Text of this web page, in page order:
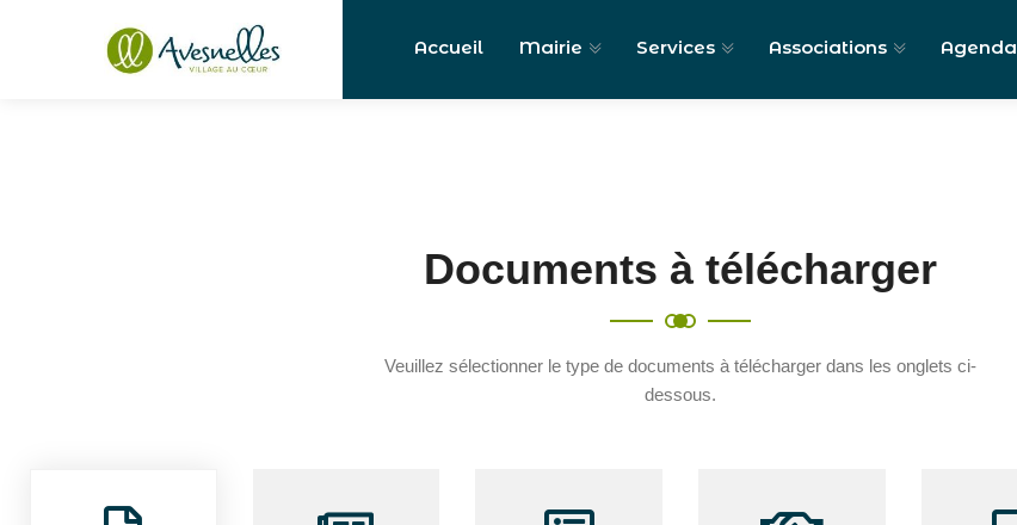
Accueil Mairie Services Associations Agenda
Documents à télécharger
Veuillez sélectionner le type de documents à télécharger dans les onglets ci-
dessous.